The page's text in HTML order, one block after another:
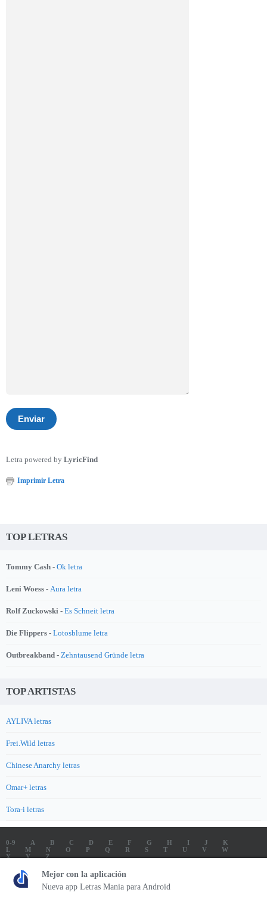
Letra powered by LyricFind
Imprimir Letra
TOP LETRAS
Tommy Cash - Ok letra
Leni Woess - Aura letra
Rolf Zuckowski - Es Schneit letra
Die Flippers - Lotosblume letra
Outbreakband - Zehntausend Gründe letra
TOP ARTISTAS
AYLIVA letras
Frei.Wild letras
Chinese Anarchy letras
Omar+ letras
Tora-i letras
0-9 A B C D E F G H I J
K
L
M N O P Q R S T V
W
X
Y
Z
LETRAS
SOUNDTRACK LETRAS
TOP 100 LETRAS
ENVIA LETRAS
Letrasmania.com - Copyright © 2026 - All Rights Reserved
Mejor con la aplicación
Nueva app Letras Mania para Android